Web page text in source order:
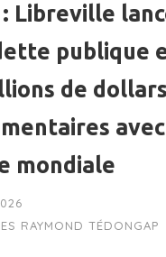
Libreville
publique
de dollars
mondiale
RAYMOND TÉDONGAP